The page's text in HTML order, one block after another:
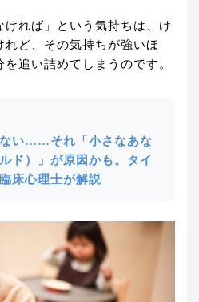
ければ」という気持ちは、け
れど、その気持ちが強いほ
追い詰めてしまうのです。
い……それ「小さなあな
ド）」が原因かも。タイ
床心理士が解説